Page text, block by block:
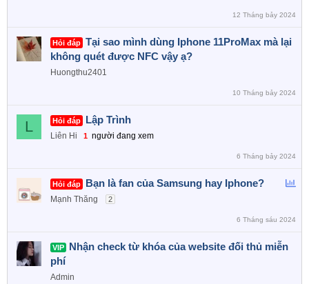
12 Tháng bảy 2024
Hỏi đáp Tại sao mình dùng Iphone 11ProMax mà lại
không quét được NFC vậy ạ?
Huongthu2401
10 Tháng bảy 2024
L Hỏi đáp Lập Trình
Liên Hi 1 người đang xem
6 Tháng bảy 2024
Hỏi đáp Bạn là fan của Samsung hay Iphone?
Mạnh Thăng 2
6 Tháng sáu 2024
VIP
Nhận check từ khóa của website đối thủ miễn
phí
Admin